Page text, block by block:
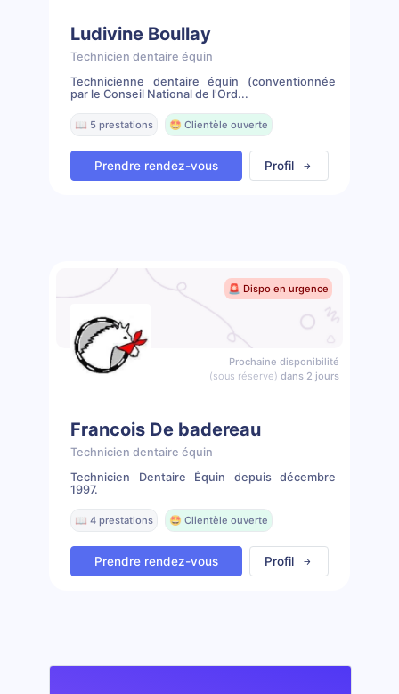
Ludivine Boullay
Technicien dentaire équin
Technicienne dentaire équin (conventionnée
par le Conseil National de l'Ord...
📖 5 prestations 🤩 Clientèle ouverte
Prendre rendez-vous Profil
🚨 Dispo en urgence
Prochaine disponibilité
(sous réserve) dans 2 jours
Francois De badereau
Technicien dentaire équin
Technicien Dentaire Équin depuis décembre
1997.
📖 4 prestations 🤩 Clientèle ouverte
Prendre rendez-vous Profil